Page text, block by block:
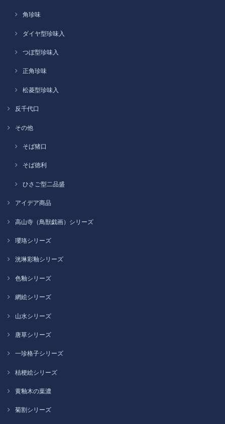
角珍味
ダイヤ型珍味入
つぼ型珍味入
正角珍味
松菱型珍味入
反千代口
その他
そば猪口
そば徳利
ひさご型二品盛
アイデア商品
高山寺（鳥獣戯画）シリーズ
瓔珞シリーズ
洸琳彩釉シリーズ
色釉シリーズ
網絵シリーズ
山水シリーズ
唐草シリーズ
一珍格子シリーズ
桔梗絵シリーズ
黄釉木の葉濃
菊割シリーズ